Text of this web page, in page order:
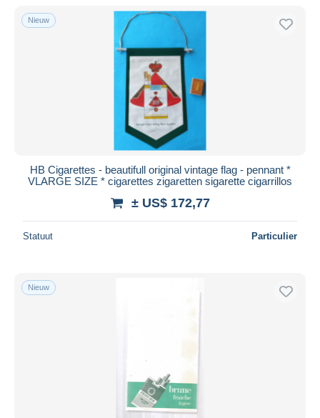
Alleen met korting
Gratis levering
Bankoverschrijving
Mastercard
Bancontact
iDeal
Woonplaats van de verkoper
Toepassen
Nieuw
HB Cigarettes - beautifull original vintage flag - pennant *
VLARGE SIZE * cigarettes zigaretten sigarette cigarrillos
± US$ 172,77
Statuut Particulier
Nieuw